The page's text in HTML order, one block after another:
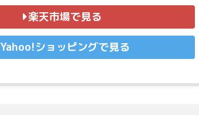
楽天市場で見る
Yahoo!ショッピングで見る